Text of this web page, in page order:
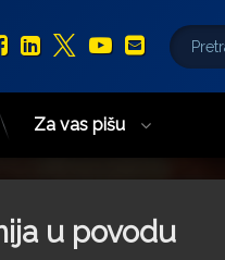
Facebook
LinkedIn
X.com
YouTube
E-mail
Pretraži:
Za vas pišu
u povodu